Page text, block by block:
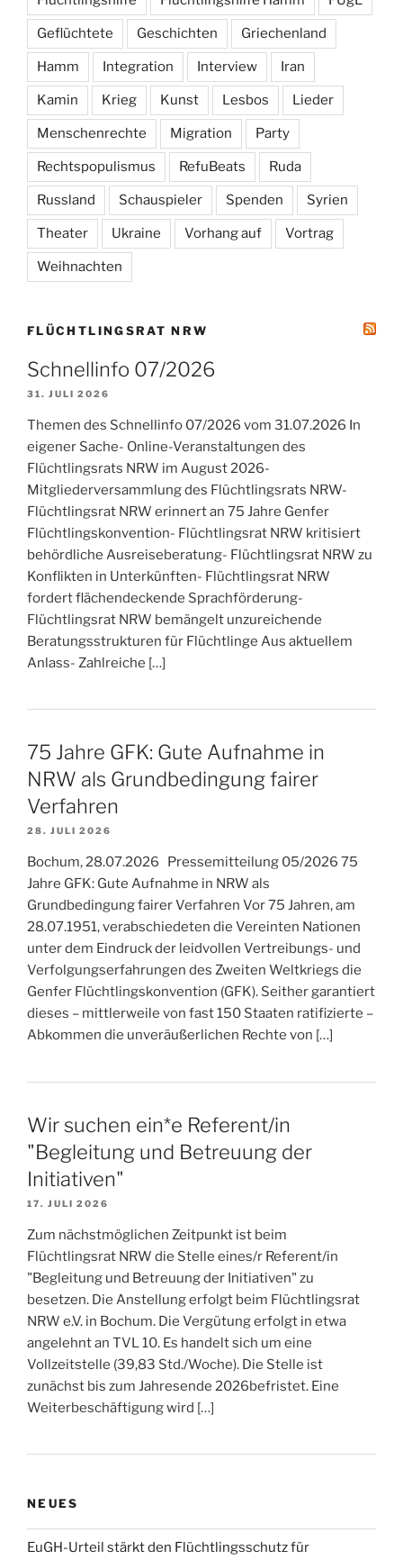
Geflüchtete Geschichten Griechenland
Hamm Integration Interview Iran
Kamin Krieg Kunst Lesbos Lieder
Menschenrechte Migration Party
Rechtspopulismus RefuBeats Ruda
Russland Schauspieler Spenden Syrien
Theater Ukraine Vorhang auf Vortrag
Weihnachten
FLÜCHTLINGSRAT NRW
Schnellinfo 07/2026
31. JULI 2026
Themen des Schnellinfo 07/2026 vom 31.07.2026 In
eigener Sache- Online-Veranstaltungen des
Flüchtlingsrats NRW im August 2026-
Mitgliederversammlung des Flüchtlingsrats NRW-
Flüchtlingsrat NRW erinnert an 75 Jahre Genfer
Flüchtlingskonvention- Flüchtlingsrat NRW kritisiert
behördliche Ausreiseberatung- Flüchtlingsrat NRW zu
Konflikten in Unterkünften- Flüchtlingsrat NRW
fordert flächendeckende Sprachförderung-
Flüchtlingsrat NRW bemängelt unzureichende
Beratungsstrukturen für Flüchtlinge Aus aktuellem
Anlass- Zahlreiche […]
75 Jahre GFK: Gute Aufnahme in
NRW als Grundbedingung fairer
Verfahren
28. JULI 2026
Bochum, 28.07.2026 Pressemitteilung 05/2026 75
Jahre GFK: Gute Aufnahme in NRW als
Grundbedingung fairer Verfahren Vor 75 Jahren, am
28.07.1951, verabschiedeten die Vereinten Nationen
unter dem Eindruck der leidvollen Vertreibungs- und
Verfolgungserfahrungen des Zweiten Weltkriegs die
Genfer Flüchtlingskonvention (GFK). Seither garantiert
dieses – mittlerweile von fast 150 Staaten ratifizierte –
Abkommen die unveräußerlichen Rechte von […]
Wir suchen ein*e Referent/in
"Begleitung und Betreuung der
Initiativen"
17. JULI 2026
Zum nächstmöglichen Zeitpunkt ist beim
Flüchtlingsrat NRW die Stelle eines/r Referent/in
"Begleitung und Betreuung der Initiativen" zu
besetzen. Die Anstellung erfolgt beim Flüchtlingsrat
NRW e.V. in Bochum. Die Vergütung erfolgt in etwa
angelehnt an TVL 10. Es handelt sich um eine
Vollzeitstelle (39,83 Std./Woche). Die Stelle ist
zunächst bis zum Jahresende 2026befristet. Eine
Weiterbeschäftigung wird […]
NEUES
EuGH-Urteil stärkt den Flüchtlingsschutz für